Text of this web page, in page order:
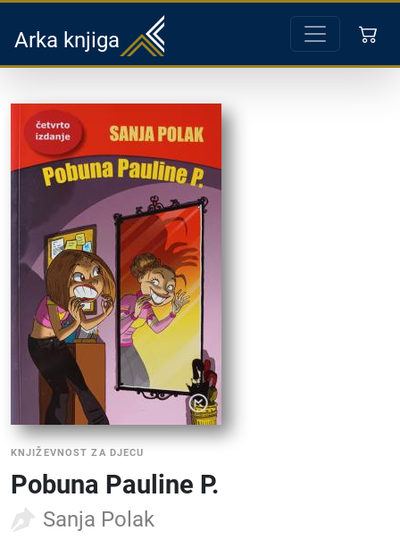
Arka knjiga
KNJIŽEVNOST ZA DJECU
Pobuna Pauline P.
Sanja Polak